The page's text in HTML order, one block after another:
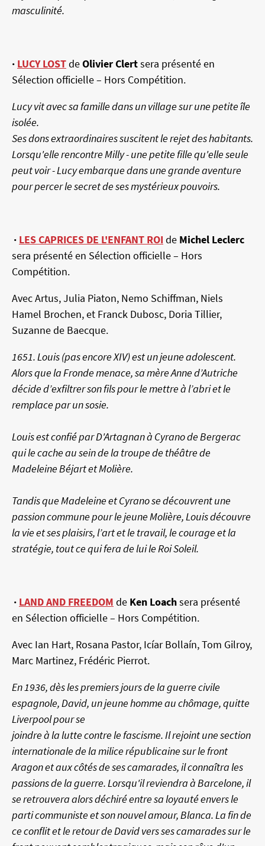
masculinité.
· LUCY LOSTdeOlivier Clertsera présenté en
Sélection officielle – Hors Compétition.
Lucy vit avec sa famille dans un village sur une petite île
isolée.
Ses dons extraordinaires suscitent le rejet des habitants.
Lorsqu'elle rencontre Milly - une petite fille qu'elle seule
peut voir - Lucy embarque dans une grande aventure
pour percer le secret de ses mystérieux pouvoirs.
· LES CAPRICES DE L'ENFANT ROI de Michel Leclerc
sera présenté en Sélection officielle – Hors
Compétition.
Avec Artus, Julia Piaton, Nemo Schiffman, Niels
Hamel Brochen, et Franck Dubosc, Doria Tillier,
Suzanne de Baecque.
1651. Louis (pas encore XIV) est un jeune adolescent.
Alors que la Fronde menace, sa mère Anne d’Autriche
décide d’exfiltrer son fils pour le mettre à l’abri et le
remplace par un sosie.
Louis est confié par D'Artagnan à Cyrano de Bergerac
qui le cache au sein de la troupe de théâtre de
Madeleine Béjart et Molière.
Tandis que Madeleine et Cyrano se découvrent une
passion commune pour le jeune Molière, Louis découvre
la vie et ses plaisirs, l’art et le travail, le courage et la
stratégie, tout ce qui fera de lui le Roi Soleil.
· LAND AND FREEDOM de Ken Loachsera présenté
en Sélection officielle – Hors Compétition.
Avec Ian Hart, Rosana Pastor, Icíar Bollaín, Tom Gilroy,
Marc Martinez, Frédéric Pierrot.
En 1936, dès les premiers jours de la guerre civile
espagnole, David, un jeune homme au chômage, quitte
Liverpool pour se
joindre à la lutte contre le fascisme. Il rejoint une section
internationale de la milice républicaine sur le front
Aragon et aux côtés de ses camarades, il connaîtra les
passions de la guerre. Lorsqu'il reviendra à Barcelone, il
se retrouvera alors déchiré entre sa loyauté envers le
parti communiste et son nouvel amour, Blanca. La fin de
ce conflit et le retour de David vers ses camarades sur le